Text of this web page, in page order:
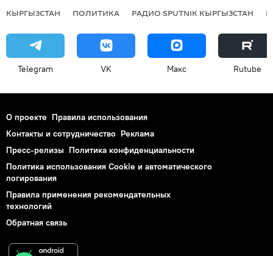
КЫРГЫЗСТАН ПОЛИТИКА РАДИО SPUTNIK КЫРГЫЗСТАН
Telegram VK Макс Rutube
О проекте Правила использования
Контакты и сотрудничество Реклама
Пресс-релизы Политика конфиденциальности
Политика использования Cookie и автоматического
логирования
Правила применения рекомендательных
технологий
Обратная связь